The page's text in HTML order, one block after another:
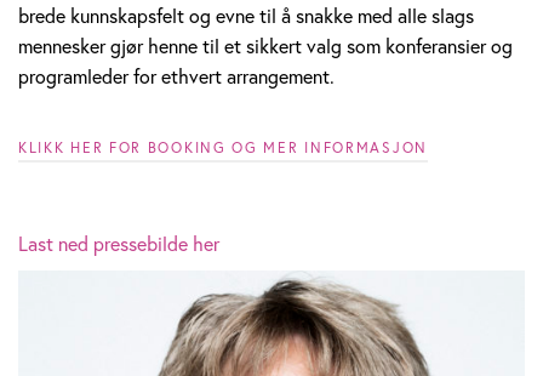
brede kunnskapsfelt og evne til å snakke med alle slags
mennesker gjør henne til et sikkert valg som konferansier og
programleder for ethvert arrangement.
KLIKK HER FOR BOOKING OG MER INFORMASJON
Last ned pressebilde her